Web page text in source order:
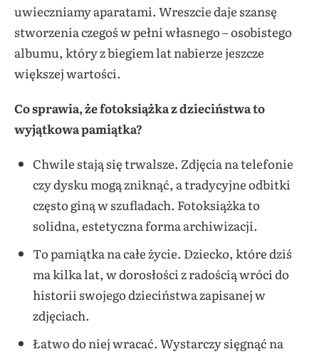
uwieczniamy aparatami. Wreszcie daje szansę
stworzenia czegoś w pełni własnego – osobistego
albumu, który z biegiem lat nabierze jeszcze
większej wartości.
Co sprawia, że fotoksiążka z dzieciństwa to
wyjątkowa pamiątka?
Chwile stają się trwalsze. Zdjęcia na telefonie
czy dysku mogą zniknąć, a tradycyjne odbitki
często giną w szufladach. Fotoksiążka to
solidna, estetyczna forma archiwizacji.
To pamiątka na całe życie. Dziecko, które dziś
ma kilka lat, w dorosłości z radością wróci do
historii swojego dzieciństwa zapisanej w
zdjęciach.
Łatwo do niej wracać. Wystarczy sięgnąć na